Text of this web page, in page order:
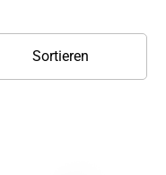
Sortieren